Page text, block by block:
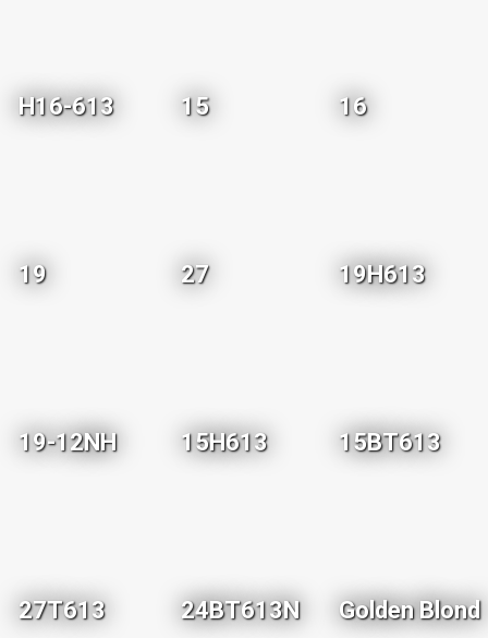
H16-613 15 16
19 27 19H613
19-12NH 15H613 15BT613
27T613 24BT613N Golden Blond